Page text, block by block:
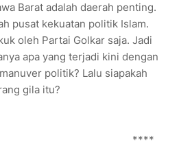
Barat adalah daerah penting.
pusat kekuatan politik Islam.
oleh Partai Golkar saja. Jadi
apa yang terjadi kini dengan
politik? Lalu siapakah
gila itu?